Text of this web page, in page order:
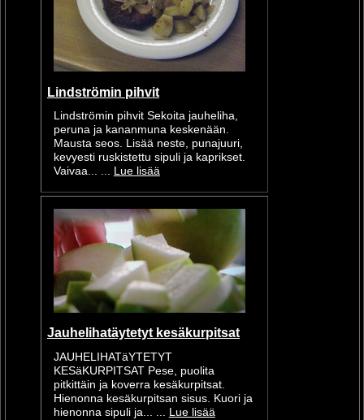
Lindströmin pihvit
Lindströmin pihvit Sekoita jauheliha,
peruna ja kananmuna keskenään.
Mausta seos. Lisää neste, punajuuri,
kevyesti ruskistettu sipuli ja kaprikset.
Vaivaa... ... Lue lisää
Jauhelihatäytetyt kesäkurpitsat
JAUHELIHATäYTETYT
KESäKURPITSAT Pese, puolita
pitkittäin ja koverra kesäkurpitsat.
Hienonna kesäkurpitsan sisus. Kuori ja
hienonna sipuli ja... ... Lue lisää